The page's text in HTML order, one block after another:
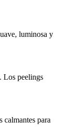
luminosa y
Los peelings
calmantes para